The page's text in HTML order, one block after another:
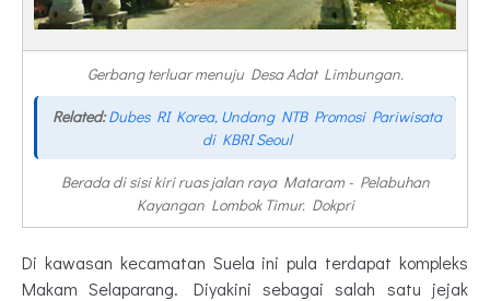
Gerbang terluar menuju Desa Adat Limbungan.
Related:Dubes RI Korea, Undang NTB Promosi Pariwisata
di KBRI Seoul
Berada di sisi kiri ruas jalan raya Mataram - Pelabuhan
Kayangan Lombok Timur. Dokpri
Di kawasan kecamatan Suela ini pula terdapat kompleks
Makam Selaparang. Diyakini sebagai salah satu jejak